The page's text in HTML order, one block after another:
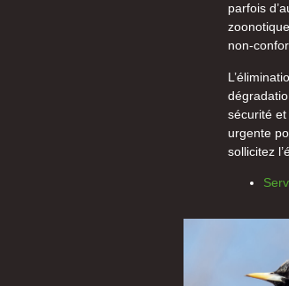
parfois
non-
sécurité
urgente
sollicitez